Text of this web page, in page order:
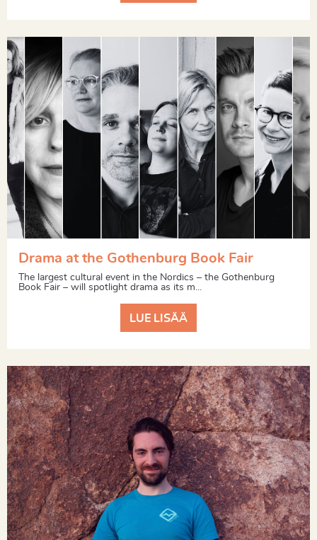
Drama at the Gothenburg Book Fair
The largest cultural event in the Nordics – the Gothenburg
Book Fair – will spotlight drama as its m...
LUE LISÄÄ